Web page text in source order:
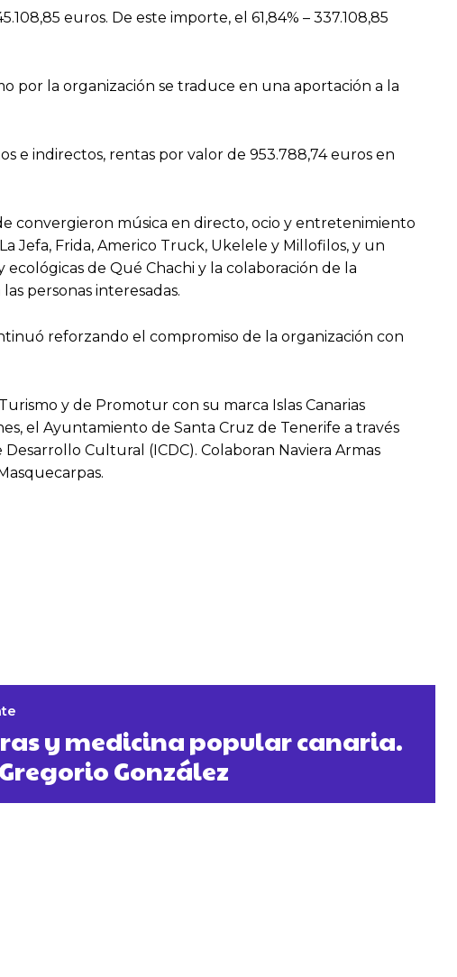
euros. De este importe, el 61,84% – 337.108,85
por la organización se traduce en una aportación a la
e indirectos, rentas por valor de 953.788,74 euros en
convergieron música en directo, ocio y entretenimiento
Jefa, Frida, Americo Truck, Ukelele y Millofilos, y un
de Qué Chachi y la colaboración de la
personas interesadas.
reforzando el compromiso de la organización con
y de Promotur con su marca Islas Canarias
el Ayuntamiento de Santa Cruz de Tenerife a través
Cultural (ICDC). Colaboran Naviera Armas
y medicina popular canaria.
González